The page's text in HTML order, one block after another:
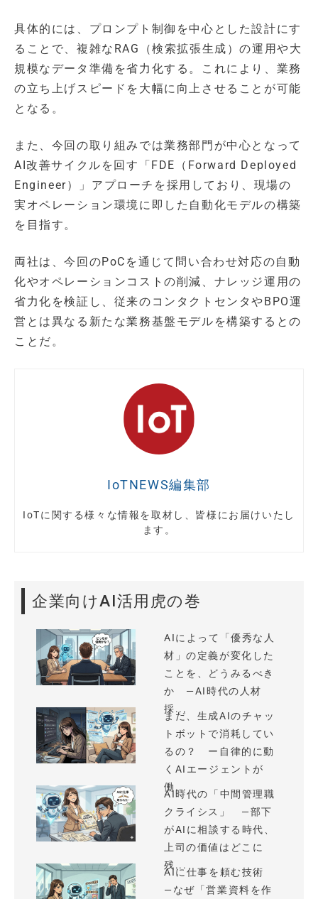
具体的には、プロンプト制御を中心とした設計にす
ることで、複雑なRAG（検索拡張生成）の運用や大
規模なデータ準備を省力化する。これにより、業務
の立ち上げスピードを大幅に向上させることが可能
となる。
また、今回の取り組みでは業務部門が中心となって
AI改善サイクルを回す「FDE（Forward Deployed
Engineer）」アプローチを採用しており、現場の
実オペレーション環境に即した自動化モデルの構築
を目指す。
両社は、今回のPoCを通じて問い合わせ対応の自動
化やオペレーションコストの削減、ナレッジ運用の
省力化を検証し、従来のコンタクトセンタやBPO運
営とは異なる新たな業務基盤モデルを構築するとの
ことだ。
IoTNEWS編集部
IoTに関する様々な情報を取材し、皆様にお届けいたし
ます。
企業向けAI活用虎の巻
AIによって「優秀な人
材」の定義が変化した
ことを、どうみるべき
か —AI時代の人材
採...
まだ、生成AIのチャッ
トボットで消耗してい
るの？ ー自律的に動
くAIエージェントが
働...
AI時代の「中間管理職
クライシス」 —部下
がAIに相談する時代、
上司の価値はどこに
残...
AIに仕事を頼む技術
—なぜ「営業資料を作